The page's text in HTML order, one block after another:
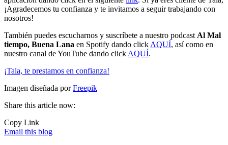
¡Agradecemos tu confianza y te invitamos a seguir trabajando con
nosotros!
También puedes escucharnos y suscríbete a nuestro podcast Al Mal
tiempo, Buena Lana en Spotify dando click AQUÍ, así como en
nuestro canal de YouTube dando click AQUÍ.
¡Tala, te prestamos en confianza!
Imagen diseñada porFreepik
Share this article now:
Copy Link
Email this blog